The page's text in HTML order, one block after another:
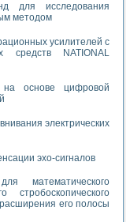
для исследования
методом
усилителей с
средств NATIONAL
на основе цифровой
электрических
эхо-сигналов
математического
стробоскопического
его полосы